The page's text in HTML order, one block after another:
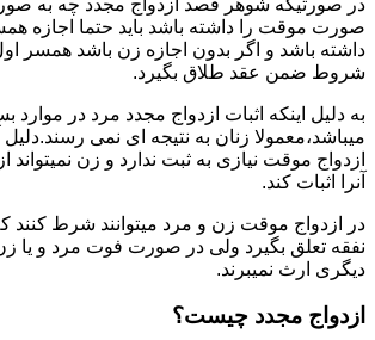
در صورتیکه شوهر قصد ازدواج مجدد چه به
صورت موقت را داشته باشد باید حتما اجازه
داشته باشد و اگر بدون اجازه زن باشد همسر اول
شروط ضمن عقد طلاق بگیرد.
به دلیل اینکه اثبات ازدواج مجدد مرد در موارد
میباشد،معمولا زنان به نتیجه ای نمی
ازدواج موقت نیازی به ثبت ندارد و زن نمیتواند
آنرا اثبات کند.
در ازدواج موقت زن و مرد میتوانند شرط کنند
نفقه تعلق بگیرد ولی در صورت فوت مرد و یا
دیگری ارث نمیبرند.
ازدواج مجدد چیست؟